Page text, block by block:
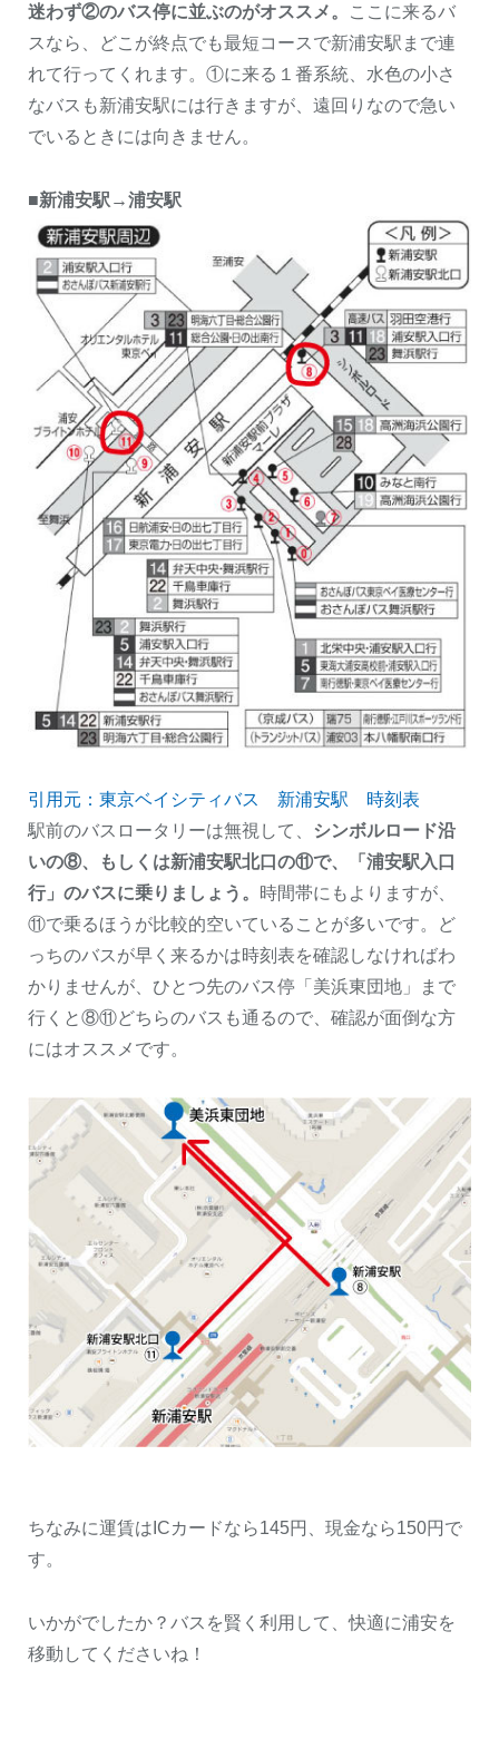
迷わず②のバス停に並ぶのがオススメ。
ここに来るバ
スなら、どこが終点でも最短コースで新浦安駅まで連
れて行ってくれます。①に来る１番系統、水色の小さ
なバスも新浦安駅には行きますが、遠回りなので急い
でいるときには向きません。
■新浦安駅→浦安駅
引用元：東京ベイシティバス 新浦安駅 時刻表
駅前のバスロータリーは無視して、
シンボルロード沿
いの⑧、もしくは新浦安駅北口の⑪で、「浦安駅入口
行」のバスに乗りましょう。 時間帯にもよりますが、
⑪で乗るほうが比較的空いていることが多いです。ど
っちのバスが早く来るかは時刻表を確認しなければわ
かりませんが、ひとつ先のバス停「美浜東団地」まで
行くと⑧⑪どちらのバスも通るので、確認が面倒な方
にはオススメです。
ちなみに運賃はICカードなら145円、現金なら150円で
す。
いかがでしたか？バスを賢く利用して、快適に浦安を
移動してくださいね！